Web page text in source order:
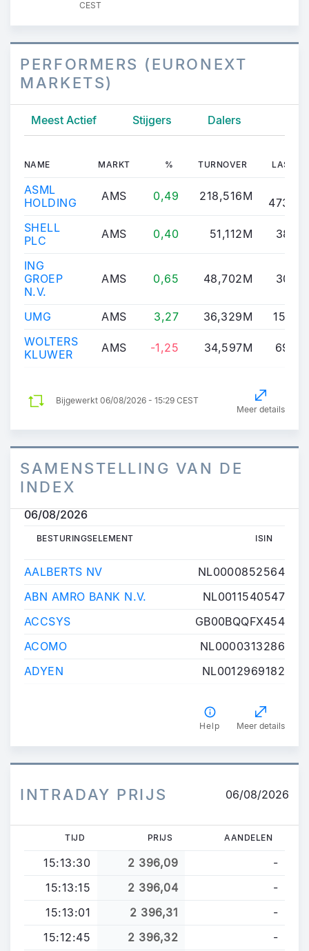
CEST
PERFORMERS (EURONEXT
MARKETS)
Meest Actief Stijgers Dalers
NAME MARKT % TURNOVER LAST
ASML
HOLDING
AMS 0,49 218,516M
473,00
SHELL
PLC
AMS 0,40 51,112M 38,57
ING
GROEP
N.V.
AMS 0,65 48,702M 30,97
UMG AMS 3,27 36,329M
15,175
WOLTERS
KLUWER
AMS -1,25 34,597M 69,36
Bijgewerkt 06/08/2026 - 15:29 CEST
Meer details
SAMENSTELLING VAN DE
INDEX
06/08/2026
BESTURINGSELEMENT ISIN
AALBERTS NV
NL0000852564
ABN AMRO BANK N.V.
NL0011540547
ACCSYS
GB00BQQFX454
ACOMO
NL0000313286
ADYEN
NL0012969182
Help Meer details
INTRADAY PRIJS 06/08/2026
TIJD PRIJS AANDELEN
15:13:30 2 396,09
-
15:13:15
2 396,04
-
15:13:01
2 396,31
-
15:12:45
2 396,32
-